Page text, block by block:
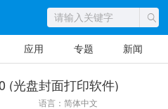
应用 专题 新闻
(光盘封面打印软件)
语言：简体中文